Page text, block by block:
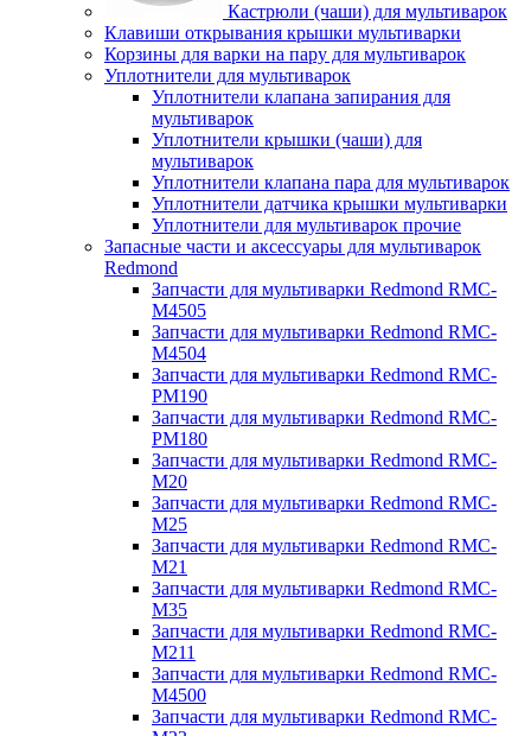
Кастрюли (чаши) для мультиварок
Клавиши открывания крышки мультиварки
Корзины для варки на пару для мультиварок
Уплотнители для мультиварок
Уплотнители клапана запирания для
мультиварок
Уплотнители крышки (чаши) для
мультиварок
Уплотнители клапана пара для мультиварок
Уплотнители датчика крышки мультиварки
Уплотнители для мультиварок прочие
Запасные части и аксессуары для мультиварок
Redmond
Запчасти для мультиварки Redmond RMC-
M4505
Запчасти для мультиварки Redmond RMC-
M4504
Запчасти для мультиварки Redmond RMC-
PM190
Запчасти для мультиварки Redmond RMC-
PM180
Запчасти для мультиварки Redmond RMC-
M20
Запчасти для мультиварки Redmond RMC-
M25
Запчасти для мультиварки Redmond RMC-
M21
Запчасти для мультиварки Redmond RMC-
M35
Запчасти для мультиварки Redmond RMC-
M211
Запчасти для мультиварки Redmond RMC-
M4500
Запчасти для мультиварки Redmond RMC-